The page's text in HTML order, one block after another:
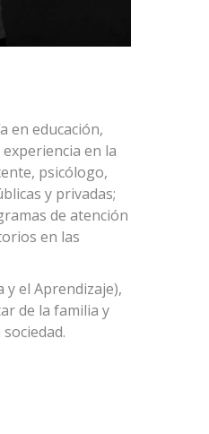
en educación,
en la
psicólogo,
y privadas;
de atención
en las
y el Aprendizaje),
de la familia y